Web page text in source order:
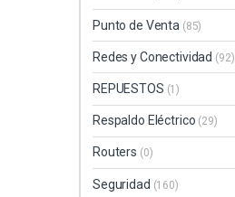
Punto de Venta (85)
Redes y Conectividad (92)
REPUESTOS (1)
Respaldo Eléctrico (29)
Routers (0)
Seguridad (160)